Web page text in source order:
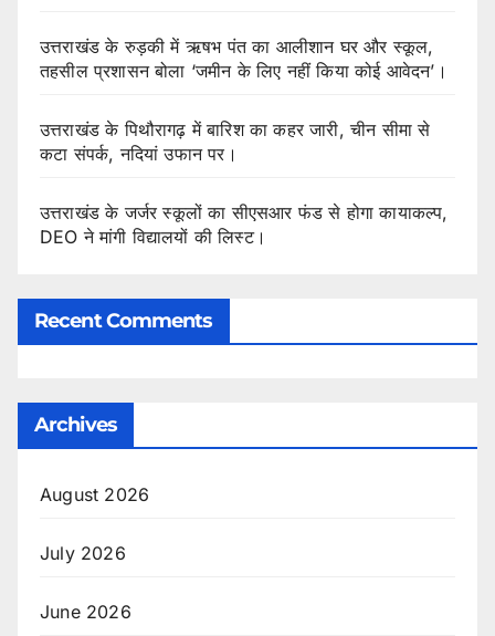
उत्तराखंड के रुड़की में ऋषभ पंत का आलीशान घर और स्कूल,
तहसील प्रशासन बोला ‘जमीन के लिए नहीं किया कोई आवेदन’।
उत्तराखंड के पिथौरागढ़ में बारिश का कहर जारी, चीन सीमा से
कटा संपर्क, नदियां उफान पर।
उत्तराखंड के जर्जर स्कूलों का सीएसआर फंड से होगा कायाकल्प,
DEO ने मांगी विद्यालयों की लिस्ट।
Recent Comments
Archives
August 2026
July 2026
June 2026